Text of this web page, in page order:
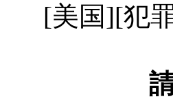
[美国][犯